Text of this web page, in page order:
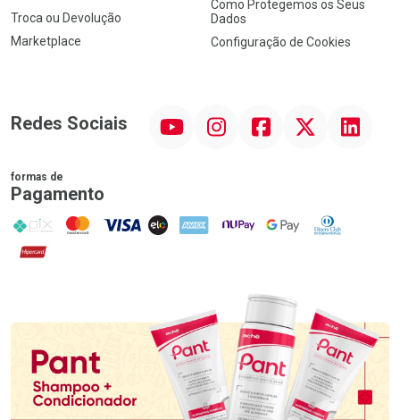
Troca ou Devolução
Marketplace
Como Protegemos os Seus
Dados
Configuração de Cookies
Redes Sociais InstagramFacebook Linkedin
formas de
Pagamento
PIX MasterCard
VISA ELO AMEX NuPay Google PayDiners Club
Hipercard
Promoção em Destaque